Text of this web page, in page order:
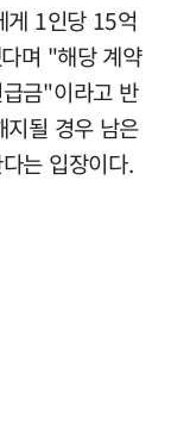
게 1인당 15억
며 "해당 계약
금"이라고 반
지될 경우 남은
는 입장이다.